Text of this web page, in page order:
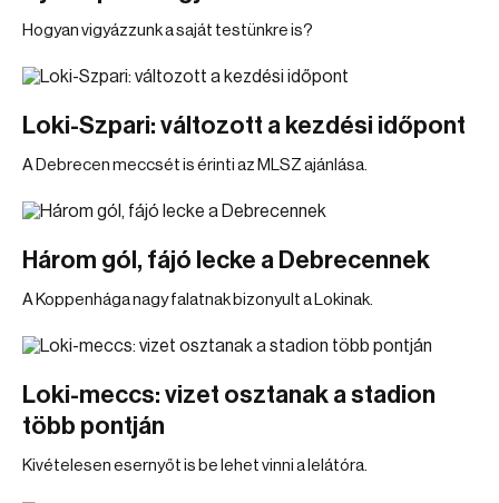
Hogyan vigyázzunk a saját testünkre is?
Loki-Szpari: változott a kezdési időpont
A Debrecen meccsét is érinti az MLSZ ajánlása.
Három gól, fájó lecke a Debrecennek
A Koppenhága nagy falatnak bizonyult a Lokinak.
Loki-meccs: vizet osztanak a stadion
több pontján
Kivételesen esernyőt is be lehet vinni a lelátóra.